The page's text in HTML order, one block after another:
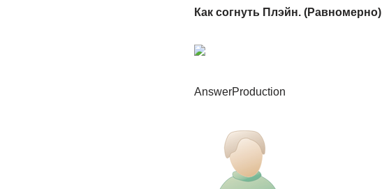
Как согнуть Плэйн. (Равномерно)
AnswerProduction